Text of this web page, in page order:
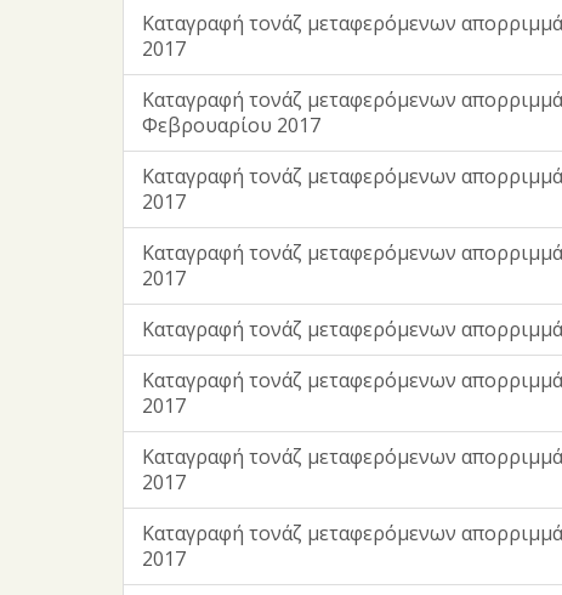
Kαταγραφή τονάζ μεταφερόμενων
2017
Kαταγραφή τονάζ μεταφερόμενων
Φεβρουαρίου 2017
Kαταγραφή τονάζ μεταφερόμενων
2017
Kαταγραφή τονάζ μεταφερόμενων
2017
Kαταγραφή τονάζ μεταφερόμενων
Kαταγραφή τονάζ μεταφερόμενων
2017
Kαταγραφή τονάζ μεταφερόμενων
2017
Kαταγραφή τονάζ μεταφερόμενων
2017